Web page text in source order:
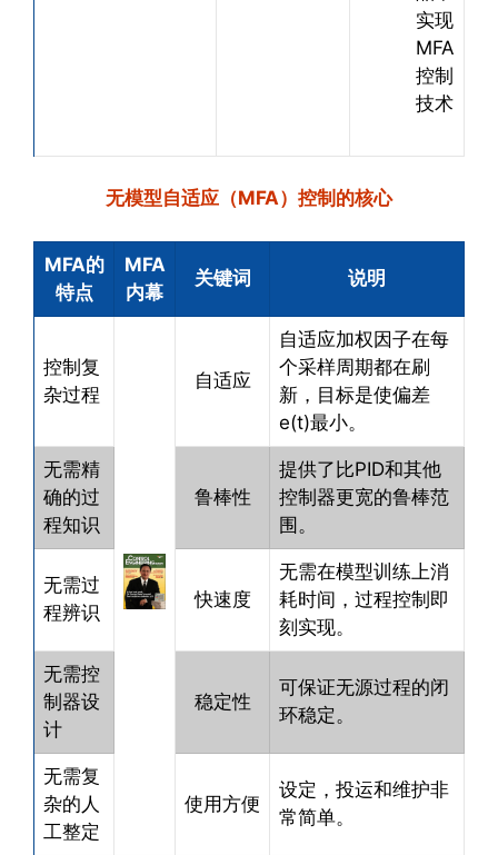
实现
MFA
控制
技术
无模型自适应（MFA）控制的核心
MFA的
特点
MFA
内幕
关键词 说明
控制复
杂过程
自适应
自适应加权因子在每
个采样周期都在刷
新，目标是使偏差
e(t)最小。
无需精
确的过
程知识
鲁棒性
提供了比PID和其他
控制器更宽的鲁棒范
围。
无需过
程辨识
快速度
无需在模型训练上消
耗时间，过程控制即
刻实现。
无需控
制器设
计
稳定性
可保证无源过程的闭
环稳定。
无需复
杂的人
工整定
使用方便
设定，投运和维护非
常简单。